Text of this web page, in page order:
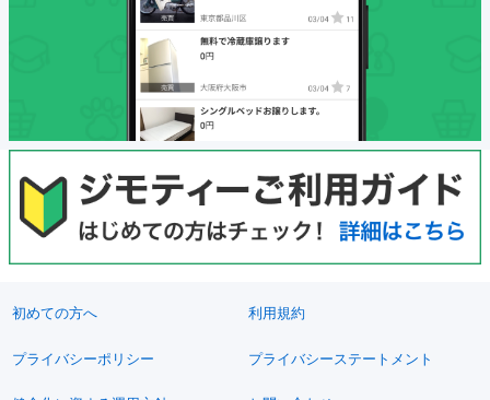
初めての方へ 利用規約
プライバシーポリシー プライバシーステートメント